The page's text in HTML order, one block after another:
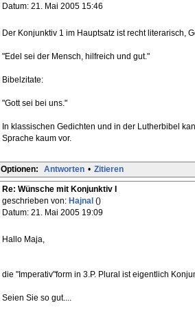
Datum: 21. Mai 2005 15:46
Der Konjunktiv 1 im Hauptsatz ist recht literarisch,
"Edel sei der Mensch, hilfreich und gut."
Bibelzitate:
"Gott sei bei uns."
In klassischen Gedichten und in der Lutherbibel
Sprache kaum vor.
Optionen: Antworten • Zitieren
Re: Wünsche mit Konjunktiv I
geschrieben von: Hajnal ()
Datum: 21. Mai 2005 19:09
Hallo Maja,
die "Imperativ"form in 3.P. Plural ist eigentlich
Seien Sie so gut....